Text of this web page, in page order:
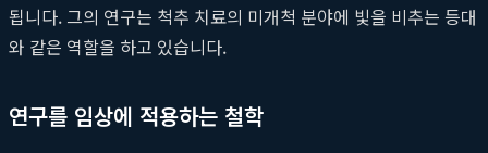
됩니다. 그의 연구는 척추 치료의 미개척 분야에 빛을 비추는 등대
와 같은 역할을 하고 있습니다.
연구를 임상에 적용하는 철학